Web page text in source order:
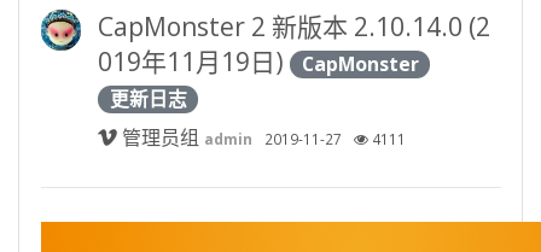
CapMonster 2 新版本 2.10.14.0 (2
019年11月19日) CapMonster
更新日志
管理员组 admin 2019-11-27 4111